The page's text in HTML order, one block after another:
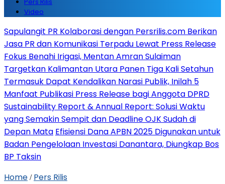
Video
Sapulangit PR Kolaborasi dengan Persrilis.com Berikan
Jasa PR dan Komunikasi Terpadu Lewat Press Release
Fokus Benahi Irigasi, Mentan Amran Sulaiman
Targetkan Kalimantan Utara Panen Tiga Kali Setahun
Termasuk Dapat Kendalikan Narasi Publik, Inilah 5
Manfaat Publikasi Press Release bagi Anggota DPRD
Sustainability Report & Annual Report: Solusi Waktu
yang Semakin Sempit dan Deadline OJK Sudah di
Depan Mata Efisiensi Dana APBN 2025 Digunakan untuk
Badan Pengelolaan Investasi Danantara, Diungkap Bos
BP Taksin
Home / Pers Rilis